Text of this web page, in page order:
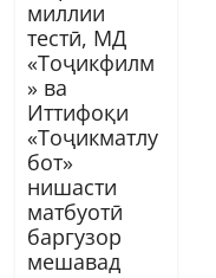
миллии
тестӣ, МД
«Тоҷикфилм
» ва
Иттифоқи
«Тоҷикматлу
бот»
нишасти
матбуотӣ
баргузор
мешавад